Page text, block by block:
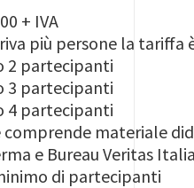
+ IVA
più persone la tariffa
2 partecipanti
3 partecipanti
4 partecipanti
materiale
e Bureau Veritas
di partecipanti